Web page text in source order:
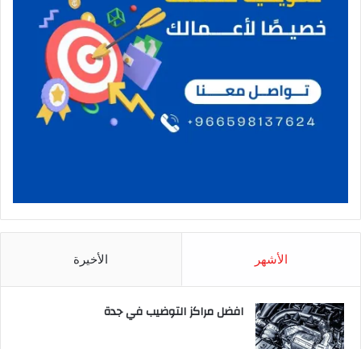
الأشهر الأخيرة
افضل مراكز التوضيب في جدة